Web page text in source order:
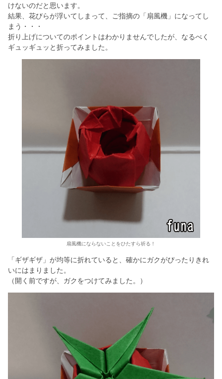
けないのだと思います。
結果、花びらが浮いてしまって、ご指摘の「扇風機」になってし
まう・・・
折り上げについてのポイントはわかりませんでしたが、なるべく
ギュッギュッと折ってみました。
扇風機にならないことをひたすら祈る！
「ギザギザ」が均等に折れていると、確かにガクがぴったりきれ
いにはまりました。
（開く前ですが、ガクをつけてみました。）